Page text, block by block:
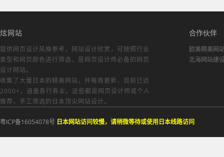
炫网站
提供网页设计风格参考， 网站设计欣赏 ，可按照行业
类型和网页颜色进行筛选，是网页设计师必备的网页
设计网站。
收集了大量日本的精美网站，并每周更新，目前已达
2000+，涵盖各行各业。这些都是网页设计师或个人
推荐，手工筛选的日本顶尖网站设计。
合作伙伴
欧美精美网
北海网站建
粤ICP备16054078号 日本网站访问较慢，请稍微等待或使用日本线路访问